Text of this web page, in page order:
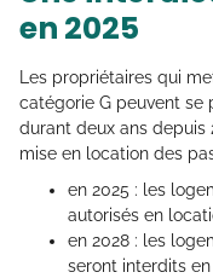
en 2025
Les propriétaires qui
catégorie G peuvent se
durant deux ans depuis
mise en location des
en 2025 : les
autorisés en
en 2028 : les
seront interdits